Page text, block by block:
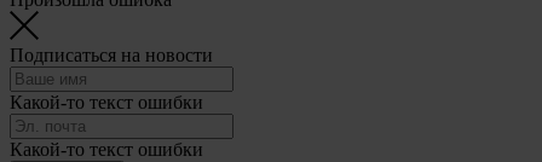
Подписаться на новости
Какой-то текст ошибки
Какой-то текст ошибки